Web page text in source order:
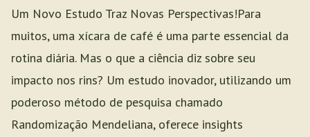
Um Novo Estudo Traz Novas Perspectivas!Para
muitos, uma xícara de café é uma parte essencial da
rotina diária. Mas o que a ciência diz sobre seu
impacto nos rins? Um estudo inovador, utilizando um
poderoso método de pesquisa chamado
Randomização Mendeliana, oferece insights